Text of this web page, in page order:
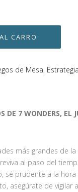
de Mesa, Estrategia
DE 7 WONDERS, EL
más grandes de
al paso del
sé prudente a la
asegúrate de vigilar